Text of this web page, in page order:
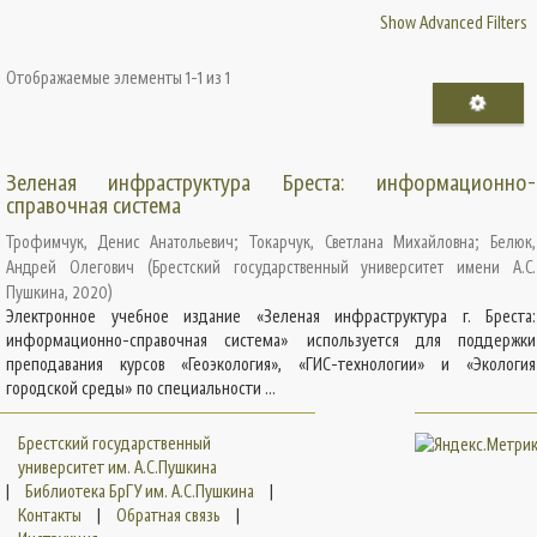
Show Advanced Filters
Отображаемые элементы 1-1 из 1
Зеленая инфраструктура Бреста: информационно-
справочная система
Трофимчук, Денис Анатольевич;Токарчук, Светлана Михайловна; Белюк,
Андрей Олегович
(Брестский государственный университет имени А.С.
Пушкина, 2020)
Электронное учебное издание «Зеленая инфраструктура г. Бреста:
информационно-справочная система» используется для поддержки
преподавания курсов «Геоэкология», «ГИС-технологии» и «Экология
городской среды» по специальности ...
Брестский государственный
университет им. А.С.Пушкина
|
Библиотека БрГУ им. А.С.Пушкина
|
Контакты
| Обратная связь
|